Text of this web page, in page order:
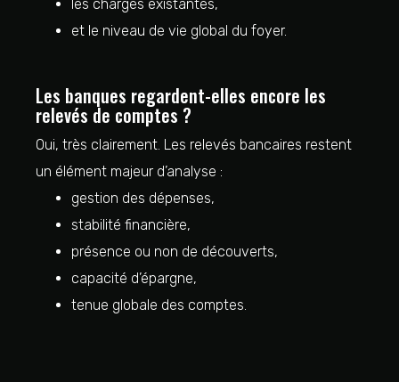
les charges existantes,
et le niveau de vie global du foyer.
Les banques regardent-elles encore les
relevés de comptes ?
Oui, très clairement. Les relevés bancaires restent
un élément majeur d’analyse :
gestion des dépenses,
stabilité financière,
présence ou non de découverts,
capacité d’épargne,
tenue globale des comptes.